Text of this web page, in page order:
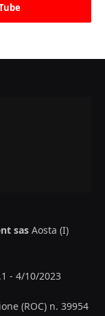
sas Aosta (I)
- 4/10/2023
(ROC) n. 39954